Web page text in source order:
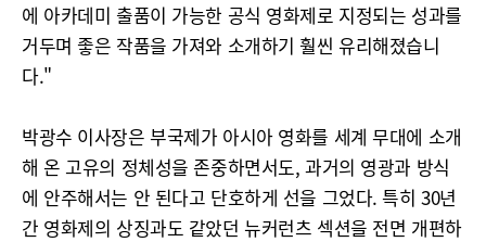
에 아카데미 출품이 가능한 공식 영화제로 지정되는 성과를
거두며 좋은 작품을 가져와 소개하기 훨씬 유리해졌습니
다."
박광수 이사장은 부국제가 아시아 영화를 세계 무대에 소개
해 온 고유의 정체성을 존중하면서도, 과거의 영광과 방식
에 안주해서는 안 된다고 단호하게 선을 그었다. 특히 30년
간 영화제의 상징과도 같았던 뉴커런츠 섹션을 전면 개편하